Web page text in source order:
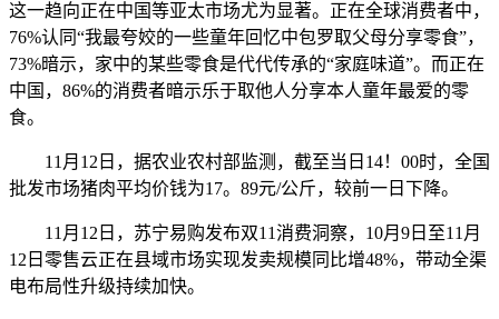
这一趋向正在中国等亚太市场尤为显著。正在全球消费者中，
76%认同“我最夸姣的一些童年回忆中包罗取父母分享零食”，
73%暗示，家中的某些零食是代代传承的“家庭味道”。而正在
中国，86%的消费者暗示乐于取他人分享本人童年最爱的零
食。
11月12日，据农业农村部监测，截至当日14！00时，全国
批发市场猪肉平均价钱为17。89元/公斤，较前一日下降。
11月12日，苏宁易购发布双11消费洞察，10月9日至11月
12日零售云正在县域市场实现发卖规模同比增48%，带动全渠
电布局性升级持续加快。